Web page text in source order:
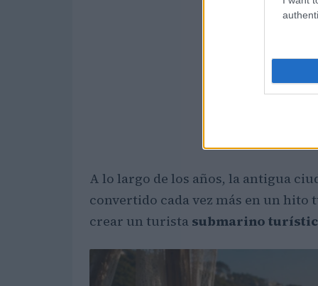
A lo largo de los años, la antigua
convertido cada vez más en un
crear un turista submarino